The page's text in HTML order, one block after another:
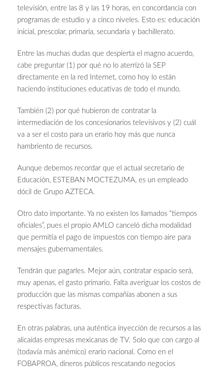
televisión, entre las 8 y las 19 horas, en concordancia con
programas de estudio y a cinco niveles. Esto es: educación
inicial, prescolar, primaria, secundaria y bachillerato.
Entre las muchas dudas que despierta el magno acuerdo,
cabe preguntar (1) por qué no lo aterrizó la SEP
directamente en la red Internet, como hoy lo están
haciendo instituciones educativas de todo el mundo.
También (2) por qué hubieron de contratar la
intermediación de los concesionarios televisivos y (2) cuál
va a ser el costo para un erario hoy más que nunca
hambriento de recursos.
Aunque debemos recordar que el actual secretario de
Educación, ESTEBAN MOCTEZUMA, es un empleado
dócil de Grupo AZTECA.
Otro dato importante. Ya no existen los llamados “tiempos
oficiales”, pues el propio AMLO canceló dicha modalidad
que permitía el pago de impuestos con tiempo aire para
mensajes gubernamentales.
Tendrán que pagarles. Mejor aún, contratar espacio será,
muy apenas, el gasto primario. Falta averiguar los costos de
producción que las mismas compañías abonen a sus
respectivas facturas.
En otras palabras, una auténtica inyección de recursos a las
alicaídas empresas mexicanas de TV. Solo que con cargo al
(todavía más anémico) erario nacional. Como en el
FOBAPROA, dineros públicos rescatando negocios